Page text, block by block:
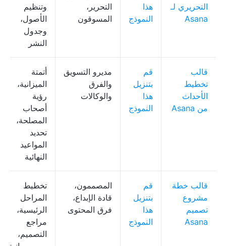
التحريري لـ
Asana
هذا
النموذج
التحرير،
المسوقون
وتنظيم
الأصول،
وجدول
النشر
قالب
تخطيط
الأحداث
من Asana
قم
بتنزيل
هذا
النموذج
مديرو التسويق
والفرق
والوكالات
أتمتة
الميزانية،
رؤية
أصحاب
المصلحة،
تحديد
المواعيد
النهائية
قالب خطة
مشروع
تصميم
Asana
قم
بتنزيل
هذا
النموذج
المصممون،
قادة الإبداع،
فرق المحتوى
تخطيط
المراحل
الرئيسية،
مراجع
التصميم،